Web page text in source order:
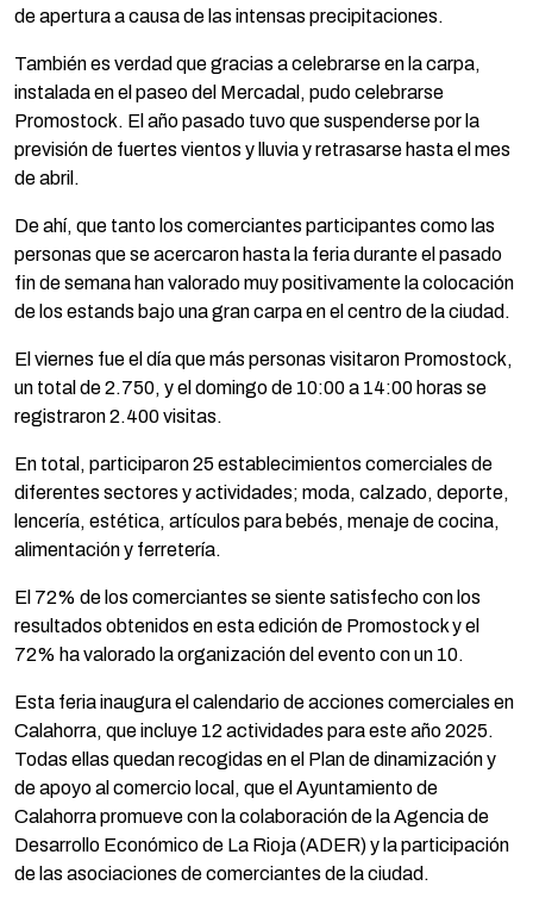
de apertura a causa de las intensas precipitaciones.
También es verdad que gracias a celebrarse en la carpa,
instalada en el paseo del Mercadal, pudo celebrarse
Promostock. El año pasado tuvo que suspenderse por la
previsión de fuertes vientos y lluvia y retrasarse hasta el mes
de abril.
De ahí, que tanto los comerciantes participantes como las
personas que se acercaron hasta la feria durante el pasado
fin de semana han valorado muy positivamente la colocación
de los estands bajo una gran carpa en el centro de la ciudad.
El viernes fue el día que más personas visitaron Promostock,
un total de 2.750, y el domingo de 10:00 a 14:00 horas se
registraron 2.400 visitas.
En total, participaron 25 establecimientos comerciales de
diferentes sectores y actividades; moda, calzado, deporte,
lencería, estética, artículos para bebés, menaje de cocina,
alimentación y ferretería.
El 72% de los comerciantes se siente satisfecho con los
resultados obtenidos en esta edición de Promostock y el
72% ha valorado la organización del evento con un 10.
Esta feria inaugura el calendario de acciones comerciales en
Calahorra, que incluye 12 actividades para este año 2025.
Todas ellas quedan recogidas en el Plan de dinamización y
de apoyo al comercio local, que el Ayuntamiento de
Calahorra promueve con la colaboración de la Agencia de
Desarrollo Económico de La Rioja (ADER) y la participación
de las asociaciones de comerciantes de la ciudad.